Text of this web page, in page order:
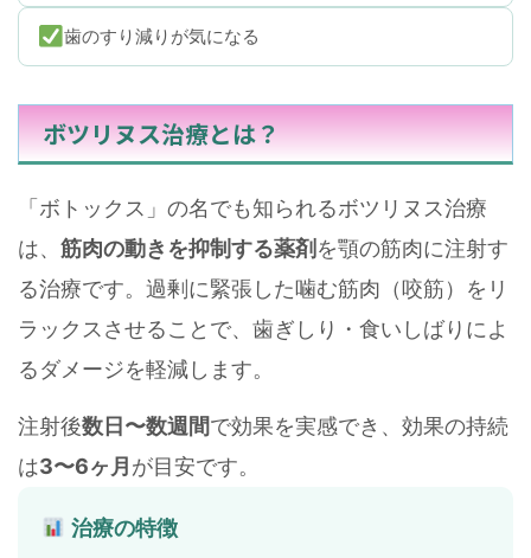
歯のすり減りが気になる
ボツリヌス治療とは？
「ボトックス」の名でも知られるボツリヌス治療
は、 筋肉の動きを抑制する薬剤 を顎の筋肉に注射す
る治療です。過剰に緊張した噛む筋肉（咬筋）をリ
ラックスさせることで、歯ぎしり・食いしばりによ
るダメージを軽減します。
注射後数日〜数週間で効果を実感でき、効果の持続
は3〜6ヶ月 が目安です。
治療の特徴